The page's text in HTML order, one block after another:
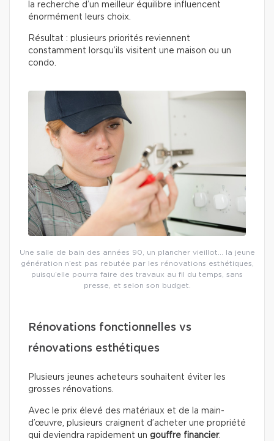
la recherche d’un meilleur équilibre influencent
énormément leurs choix.
Résultat : plusieurs priorités reviennent
constamment lorsqu’ils visitent une maison ou un
condo.
Une salle de bain des années 90, un plancher vieillot… la jeune
génération n’est pas rebutée par les rénovations esthétiques,
puisqu’elle pourra faire des travaux au fil du temps, sans
presse, et selon son budget.
Rénovations fonctionnelles vs
rénovations esthétiques
Plusieurs jeunes acheteurs souhaitent éviter les
grosses rénovations.
Avec le prix élevé des matériaux et de la main-
d’œuvre, plusieurs craignent d’acheter une propriété
qui deviendra rapidement un gouffre financier.